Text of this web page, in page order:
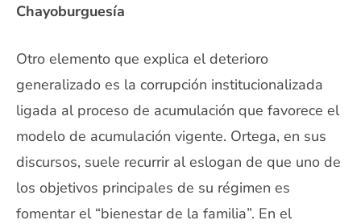
Chayoburguesía
Otro elemento que explica el deterioro
generalizado es la corrupción institucionalizada
ligada al proceso de acumulación que favorece el
modelo de acumulación vigente. Ortega, en sus
discursos, suele recurrir al eslogan de que uno de
los objetivos principales de su régimen es
fomentar el “bienestar de la familia”. En el